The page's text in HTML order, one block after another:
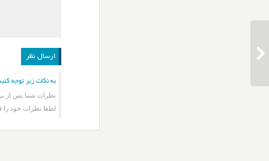
به نکات زیر توجه
نظرات شما پس از
لطفا نظرات خود را